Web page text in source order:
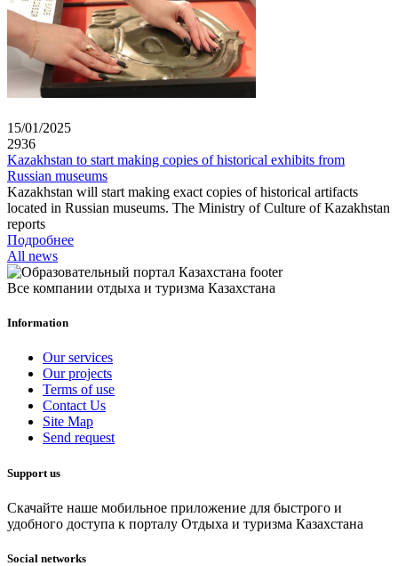
15/01/2025
2936
Kazakhstan to start making copies of historical exhibits from
Russian museums
Kazakhstan will start making exact copies of historical artifacts
located in Russian museums. The Ministry of Culture of Kazakhstan
reports
Подробнее
All news
Все компании отдыха и туризма Казахстана
Information
Our services
Our projects
Terms of use
Contact Us
Site Map
Send request
Support us
Скачайте наше мобильное приложение для быстрого и
удобного доступа к порталу Отдыха и туризма Казахстана
Social networks